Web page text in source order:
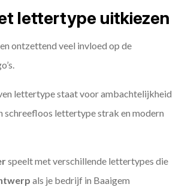
lettertype uitkiezen
ontzettend veel invloed op de
lettertype staat voor ambachtelijkheid
schreefloos lettertype strak en modern
speelt met verschillende lettertypes die
als je bedrijf in Baaigem